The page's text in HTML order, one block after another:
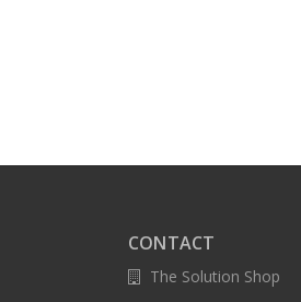
CONTACT
The Solution Shop